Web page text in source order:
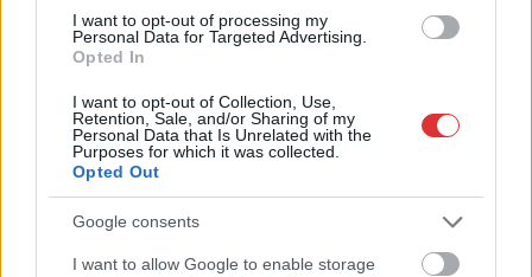
I want to opt-out of processing my
Personal Data for Targeted Advertising.
Opted In
I want to opt-out of Collection, Use,
Retention, Sale, and/or Sharing of my
Personal Data that Is Unrelated with the
Purposes for which it was collected.
Opted Out
Google consents
I want to allow Google to enable storage
elé három kisújszállási...
JNSZ megyei hírek